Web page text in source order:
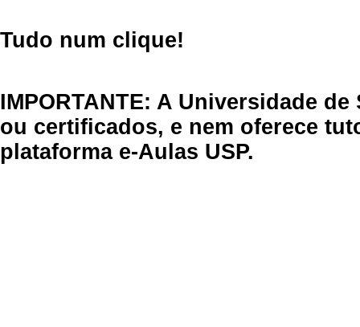
Tudo num clique!
IMPORTANTE: A Universidade
ou certificados, e nem oferece
plataforma e-Aulas USP.